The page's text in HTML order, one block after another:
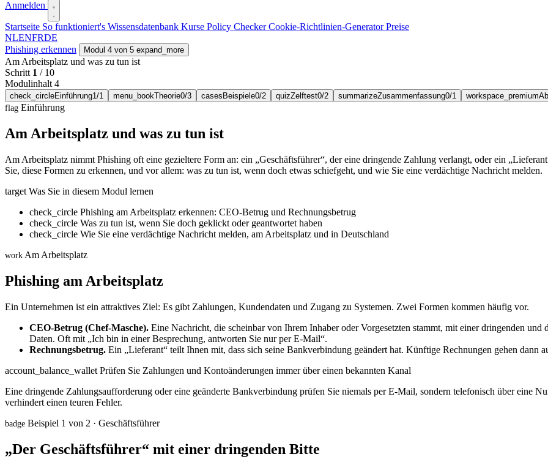
Anmelden
Startseite So funktioniert's Wissensdatenbank Kurse Policy CheckerCookie-Richtlinien-GeneratorPreise
NLENFRDE
Phishing erkennen
Modul 4 von 5 expand_more
Am Arbeitsplatz und was zu tun ist
Schritt 1 / 10
Modulinhalt 4
check_circleEinführung1/1 menu_bookTheorie0/3 cases Beispiele0/2 quizZelftest0/2 summarizeZusammenfassung0/1 workspace_premium
flag Einführung
Am Arbeitsplatz und was zu tun ist
Am Arbeitsplatz nimmt Phishing oft eine gezieltere Form an: ein „Geschäftsführer“, der eine dringende Zahlung verlangt, oder ein
Sie, diese Formen zu erkennen, und vor allem: was zu tun ist, wenn doch etwas schiefgeht, und wie Sie eine verdächtige Nachricht melden.
target Was Sie in diesem Modul lernen
check_circle Phishing am Arbeitsplatz erkennen: CEO-Betrug und Rechnungsbetrug
check_circle Was zu tun ist, wenn Sie doch geklickt oder geantwortet haben
check_circle Wie Sie eine verdächtige Nachricht melden, am Arbeitsplatz und in Deutschland
work Am Arbeitsplatz
Phishing am Arbeitsplatz
Ein Unternehmen ist ein attraktives Ziel: Es gibt Zahlungen, Kundendaten und Zugang zu Systemen. Zwei Formen kommen häufig vor.
CEO-Betrug (Chef-Masche). Eine Nachricht, die scheinbar von Ihrem Inhaber oder Vorgesetzten stammt, mit einer dringenden
Daten. Oft mit „Ich bin in einer Besprechung, antworten Sie nur per E-Mail“.
Rechnungsbetrug. Ein „Lieferant“ teilt Ihnen mit, dass sich seine Bankverbindung geändert hat. Künftige Rechnungen gehen dann
account_balance_wallet Prüfen Sie Zahlungen und Kontoänderungen immer über einen bekannten Kanal
Eine dringende Zahlungsaufforderung oder eine geänderte Bankverbindung prüfen Sie niemals per E-Mail, sondern telefonisch über eine
verhindert einen teuren Fehler.
badge Beispiel 1 von 2 · Geschäftsführer
„Der Geschäftsführer“ mit einer dringenden Bitte